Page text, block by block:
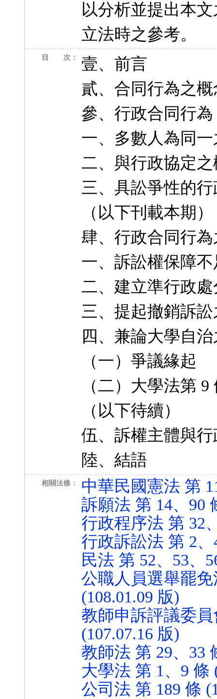
以分析並提出本
立法時之參考。
目 次：
壹、前言
貳、合同行為之概
參、行政合同行為
一、多數人為同
二、與行政協定
三、具訟爭性的
（以下刊載本期）
肆、行政合同行
一、訴訟權保障不
二、建立準行政
三、提起撤銷訴
四、兼論大學自
（一）爭議緣起
（二）大學法第
（以下待續）
伍、訴權主體與
陸、結語
相關法條：
中華民國憲法 第
訴願法 第 14、90
行政程序法 第 32
行政訴訟法 第 2、
民法 第 52、53、
公職人員選舉罷免
(108.01.09 版)
教師申訴評議委
(107.07.16 版)
教師法 第 29、33
大學法 第 1、9 條
公司法 第 189 條